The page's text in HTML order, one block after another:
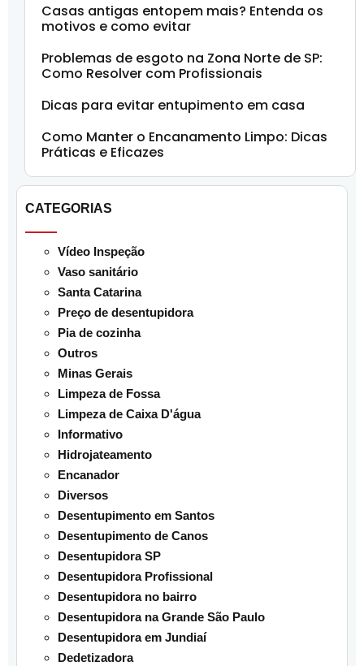
Casas antigas entopem mais? Entenda os
motivos e como evitar
Problemas de esgoto na Zona Norte de SP:
Como Resolver com Profissionais
Dicas para evitar entupimento em casa
Como Manter o Encanamento Limpo: Dicas
Práticas e Eficazes
CATEGORIAS
Vídeo Inspeção
Vaso sanitário
Santa Catarina
Preço de desentupidora
Pia de cozinha
Outros
Minas Gerais
Limpeza de Fossa
Limpeza de Caixa D'água
Informativo
Hidrojateamento
Encanador
Diversos
Desentupimento em Santos
Desentupimento de Canos
Desentupidora SP
Desentupidora Profissional
Desentupidora no bairro
Desentupidora na Grande São Paulo
Desentupidora em Jundiaí
Dedetizadora